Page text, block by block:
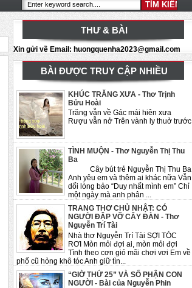
THƯ & BÀI
Xin gửi về Email: huongquenha2023@gmail.com
BÀI ĐƯỢC TRUY CẬP NHIỀU
KHÚC TRĂNG XƯA - Thơ Trịnh
Bửu Hoài
Trăng vẫn về Gác mái hiên xưa
Rượu vẫn nở Trên vành ly thuở trước
TÌNH MUỘN - Thơ Nguyễn Thị Thu
Ba
Cây bút trẻ Nguyễn Thị Thu Ba
Anh yêu em và thêm ai khác nữa Vẫn
dối lòng bảo “Duy nhất mình em” Chỉ
một ngày mà anh phân ...
TRANG THƠ CHỦ NHẬT: CÓ
NGƯỜI ĐẬP VỠ CÂY ĐÀN - Thơ
Nguyễn Trí Tài
Nhà thơ Nguyễn Trí Tài SỢI TÓC
RƠI Mòn mỏi đợi ai, mòn mỏi đợi
Tình theo cơn gió mãi chơi vơi Em về
phố cũ hỏng khô tóc Anh giữ tìn...
“GIỜ THỨ 25” VÀ SỐ PHẬN CON
NGƯỜI - Bài của Nguyễn Phin